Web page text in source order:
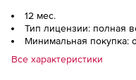
12 мес.
Тип лицензии: полная
Минимальная покупка:
Все характеристики